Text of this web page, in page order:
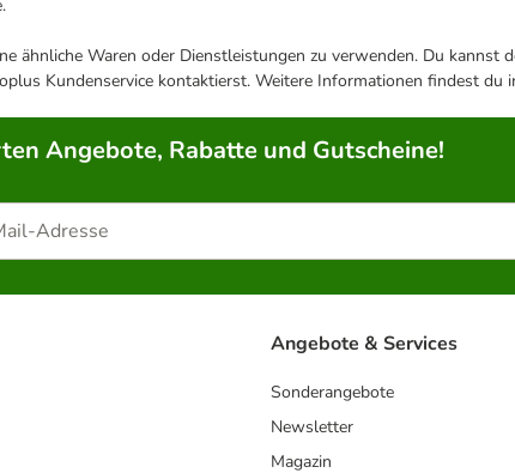
Waren oder Dienstleistungen zu verwenden. Du kannst
Kundenservice kontaktierst. Weitere Informationen findest du
Angebote, Rabatte und Gutscheine!
Angebote & Services
Sonderangebote
Newsletter
Magazin